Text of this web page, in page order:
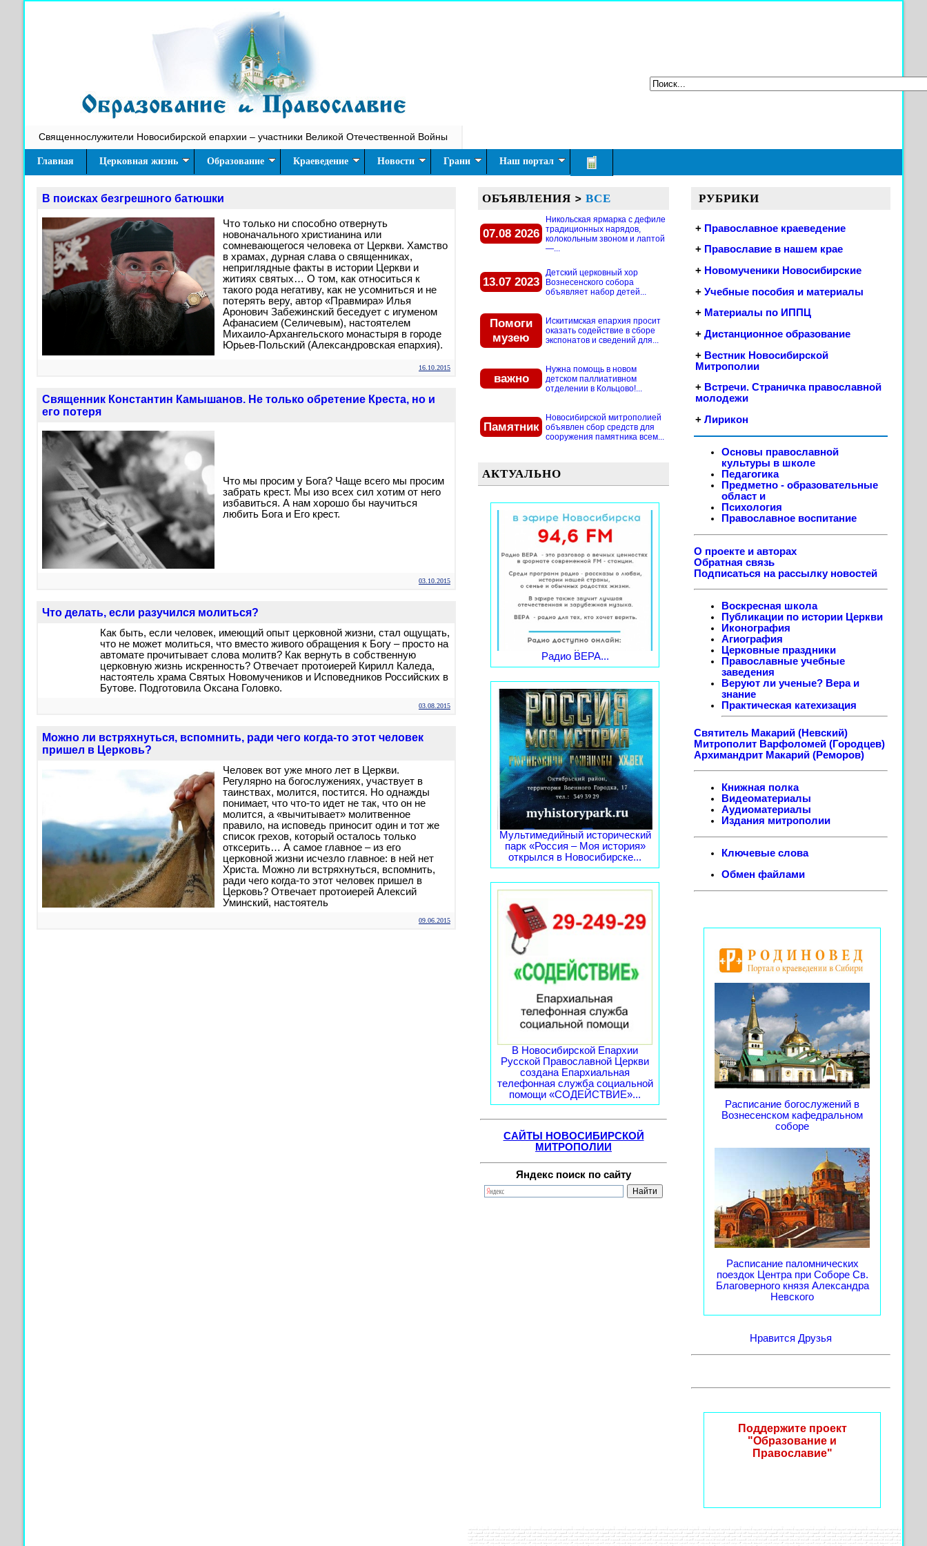
Священнослужители Новосибирской епархии – участники Великой Отечественной Войны
Главная Церковная жизнь Образование Краеведение Новости Грани Наш портал
В поисках безгрешного батюшки
Что только ни способно отвернуть
новоначального христианина или
сомневающегося человека от Церкви. Хамство
в храмах, дурная слава о священниках,
неприглядные факты в истории Церкви и
житиях святых… О том, как относиться к
такого рода негативу, как не усомниться и не
потерять веру, автор «Правмира» Илья
Аронович Забежинский беседует с игуменом
Афанасием (Селичевым), настоятелем
Михаило-Архангельского монастыря в городе
Юрьев-Польский (Александровская епархия).
16.10.2015
Священник Константин Камышанов. Не только обретение Креста, но и
его потеря
Что мы просим у Бога? Чаще всего мы просим
забрать крест. Мы изо всех сил хотим от него
избавиться. А нам хорошо бы научиться
любить Бога и Его крест.
03.10.2015
Что делать, если разучился молиться?
Как быть, если человек, имеющий опыт церковной жизни, стал ощущать,
что не может молиться, что вместо живого обращения к Богу – просто на
автомате прочитывает слова молитв? Как вернуть в собственную
церковную жизнь искренность? Отвечает протоиерей Кирилл Каледа,
настоятель храма Святых Новомучеников и Исповедников Российских в
Бутове. Подготовила Оксана Головко.
03.08.2015
Можно ли встряхнуться, вспомнить, ради чего когда-то этот человек
пришел в Церковь?
Человек вот уже много лет в Церкви.
Регулярно на богослужениях, участвует в
таинствах, молится, постится. Но однажды
понимает, что что-то идет не так, что он не
молится, а «вычитывает» молитвенное
правило, на исповедь приносит один и тот же
список грехов, который осталось только
отксерить… А самое главное – из его
церковной жизни исчезло главное: в ней нет
Христа. Можно ли встряхнуться, вспомнить,
ради чего когда-то этот человек пришел в
Церковь? Отвечает протоиерей Алексий
Уминский, настоятель
09.06.2015
ОБЪЯВЛЕНИЯ > ВСЕ
07.08 2026
Никольская ярмарка с дефиле
традиционных нарядов,
колокольным звоном и лаптой
—...
13.07 2023
Детский церковный хор
Вознесенского собора
объявляет набор детей...
Помоги
музею
Искитимская епархия просит
оказать содействие в сборе
экспонатов и сведений для...
важно
Нужна помощь в новом
детском паллиативном
отделении в Кольцово!...
Памятник
Новосибирской митрополией
объявлен сбор средств для
сооружения памятника всем...
АКТУАЛЬНО
Радио ВЕРА...
Мультимедийный исторический
парк «Россия – Моя история»
открылся в Новосибирске...
В Новосибирской Епархии
Русской Православной Церкви
создана Епархиальная
телефонная служба социальной
помощи «СОДЕЙСТВИЕ»...
САЙТЫ НОВОСИБИРСКОЙ
МИТРОПОЛИИ
Яндекс поиск по сайту
РУБРИКИ
+ Православное краеведение
+ Православие в нашем крае
+ Новомученики Новосибирские
+ Учебные пособия и материалы
+ Материалы по ИППЦ
+ Дистанционное образование
+ Вестник Новосибирской
Митрополии
+ Встречи. Страничка православной
молодежи
+ Лирикон
Основы православной
культуры в школе
Педагогика
Предметно - образовательные
област и
Психология
Православное воспитание
О проекте и авторах
Обратная связь
Подписаться на рассылку новостей
Воскресная школа
Публикации по истории Церкви
Иконография
Агиография
Церковные праздники
Православные учебные
заведения
Веруют ли ученые? Вера и
знание
Практическая катехизация
Святитель Макарий (Невский)
Митрополит Варфоломей (Городцев)
Архимандрит Макарий (Реморов)
Книжная полка
Видеоматериалы
Аудиоматериалы
Издания митрополии
Ключевые слова
Обмен файлами
Расписание богослужений в
Вознесенском кафедральном
соборе
Расписание паломнических
поездок Центра при Соборе Св.
Благоверного князя Александра
Невского
Нравится Друзья
Поддержите проект
"Образование и
Православие"